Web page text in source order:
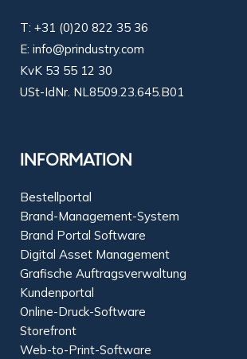
T: +31 (0)20 822 35 36
E: info@prindustry.com
KvK 53 55 12 30
USt-IdNr. NL8509.23.645.B01
INFORMATION
Bestellportal
Brand-Management-System
Brand Portal Software
Digital Asset Management
Grafische Auftragsverwaltung
Kundenportal
Online-Druck-Software
Storefront
Web-to-Print-Software